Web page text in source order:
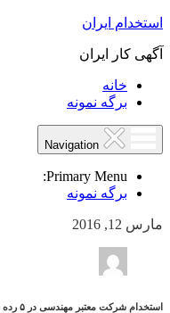
استخدام ایران
آگهی کار ایران
خانه
برگه نمونه
Primary Menu:
برگه نمونه
مارس 12, 2016
استخدام شرکت معتبر مهندسی در ۵ رده شغلی